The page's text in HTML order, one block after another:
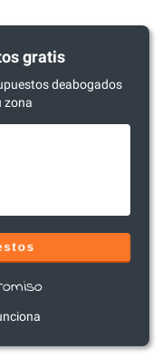
gratis
deabogados
zona